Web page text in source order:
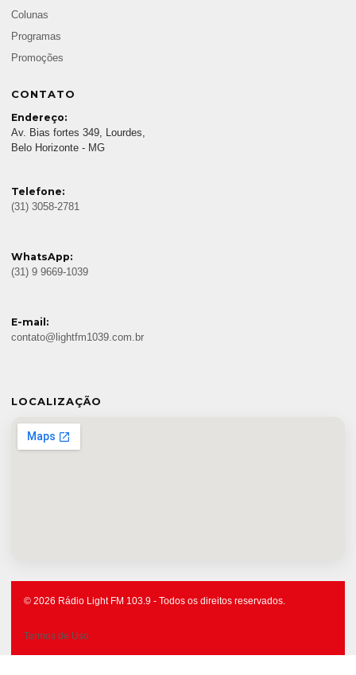
Colunas
Programas
Promoções
CONTATO
Endereço:
Av. Bias fortes 349, Lourdes,
Belo Horizonte - MG
Telefone:
(31) 3058-2781
WhatsApp:
(31) 9 9669-1039
E-mail:
contato@lightfm1039.com.br
LOCALIZAÇÃO
© 2026 Rádio Light FM 103.9 - Todos os direitos reservados.
Termos de Uso